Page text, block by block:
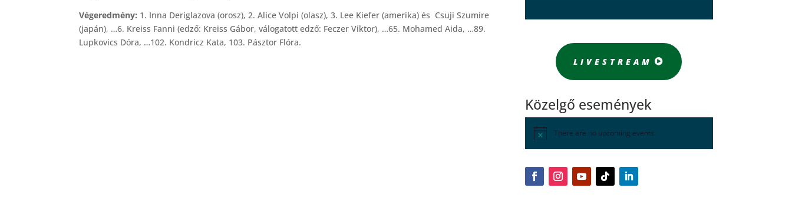
Végeredmény: 1. Inna Deriglazova (orosz), 2. Alice Volpi (olasz), 3. Lee Kiefer (amerika) és Csuji Szumire
(japán), …6. Kreiss Fanni (edző: Kreiss Gábor, válogatott edző: Feczer Viktor), …65. Mohamed Aida, …89.
Lupkovics Dóra, …102. Kondricz Kata, 103. Pásztor Flóra.
LIVESTREAM
Közelgő események
There are no upcoming events.